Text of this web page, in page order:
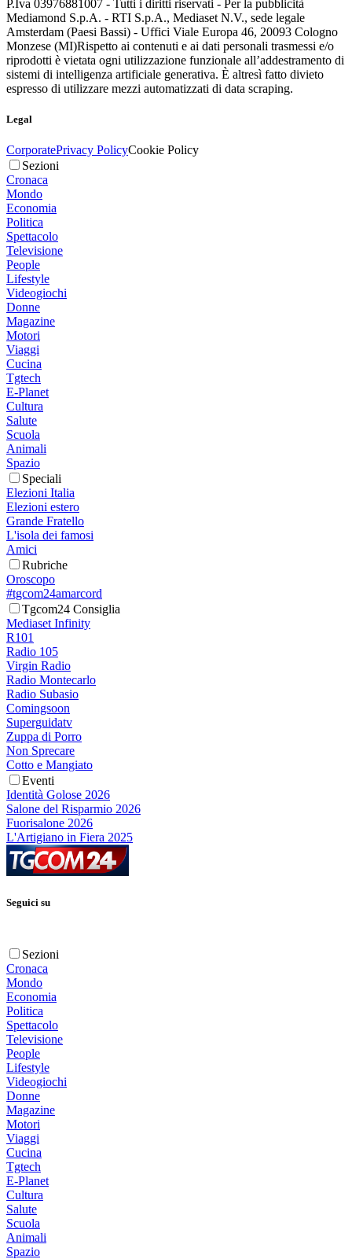
P.Iva 03976881007 - Tutti i diritti riservati - Per la pubblicità
Mediamond S.p.A. - RTI S.p.A., Mediaset N.V., sede legale
Amsterdam (Paesi Bassi) - Uffici Viale Europa 46, 20093 Cologno
Monzese (MI)Rispetto ai contenuti e ai dati personali trasmessi e/o
riprodotti è vietata ogni utilizzazione funzionale all’addestramento di
sistemi di intelligenza artificiale generativa. È altresì fatto divieto
espresso di utilizzare mezzi automatizzati di data scraping.
Legal
CorporatePrivacy PolicyCookie Policy
Sezioni
Cronaca
Mondo
Economia
Politica
Spettacolo
Televisione
People
Lifestyle
Videogiochi
Donne
Magazine
Motori
Viaggi
Cucina
Tgtech
E-Planet
Cultura
Salute
Scuola
Animali
Spazio
Speciali
Elezioni Italia
Elezioni estero
Grande Fratello
L'isola dei famosi
Amici
Rubriche
Oroscopo
#tgcom24amarcord
Tgcom24 Consiglia
Mediaset Infinity
R101
Radio 105
Virgin Radio
Radio Montecarlo
Radio Subasio
Comingsoon
Superguidatv
Zuppa di Porro
Non Sprecare
Cotto e Mangiato
Eventi
Identità Golose 2026
Salone del Risparmio 2026
Fuorisalone 2026
L'Artigiano in Fiera 2025
Seguici su
Sezioni
Cronaca
Mondo
Economia
Politica
Spettacolo
Televisione
People
Lifestyle
Videogiochi
Donne
Magazine
Motori
Viaggi
Cucina
Tgtech
E-Planet
Cultura
Salute
Scuola
Animali
Spazio